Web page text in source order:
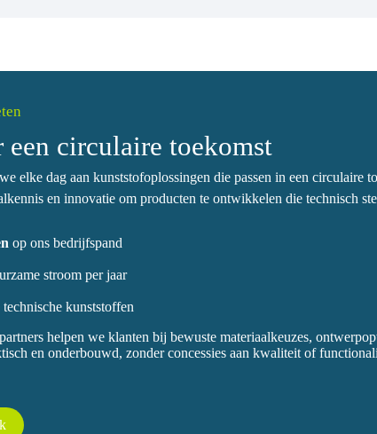
een circulaire toekomst
elke dag aan kunststofoplossingen die passen in een circulaire
en innovatie om producten te ontwikkelen die technisch
op ons bedrijfspand
stroom per jaar
technische kunststoffen
helpen we klanten bij bewuste materiaalkeuzes,
en onderbouwd, zonder concessies aan kwaliteit of